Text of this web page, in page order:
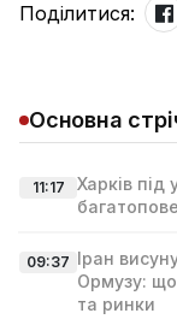
Поділитися:
Основна
11:17
Харків
09:37 Іран
Ормузу:
та ринки